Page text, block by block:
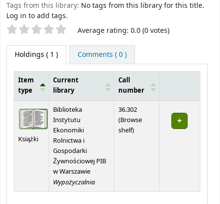
Tags from this library: No tags from this library for this title.
Log in to add tags.
Star ratings Average rating: 0.0 (0 votes)
Holdings ( 1 ) Comments ( 0 )
Item
type
Current
library
Call
number
Książki
Biblioteka
Instytutu
Ekonomiki
Rolnictwa i
Gospodarki
Żywnościowej PIB
w Warszawie
Wypożyczalnia
36.302
(Browse
shelf(Opens below)
)